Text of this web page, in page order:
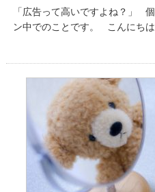
「広告って高いですよね？」
ン中でのことです。 こんにち